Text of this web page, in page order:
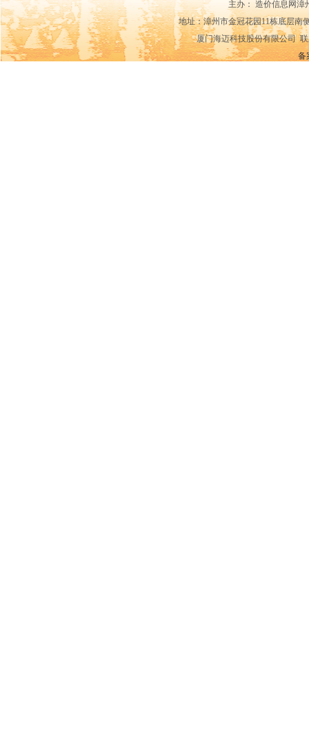
主办： 造价信息网
地址：漳州市金冠花园11栋底层南
厦门海迈科技股份有限公司 联
备